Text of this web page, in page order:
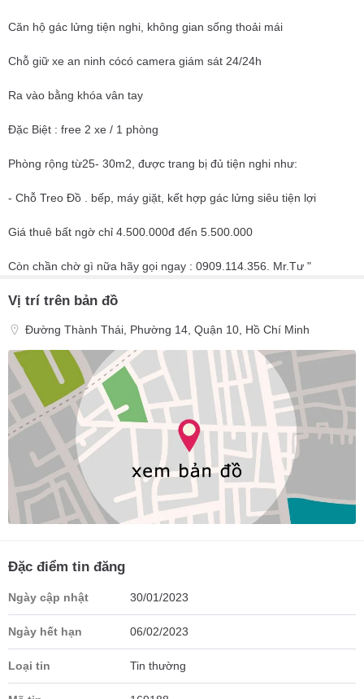
Căn hộ gác lửng tiện nghi, không gian sống thoải mái
Chỗ giữ xe an ninh cócó camera giám sát 24/24h
Ra vào bằng khóa vân tay
Đặc Biệt : free 2 xe / 1 phòng
Phòng rộng từ25- 30m2, được trang bị đủ tiện nghi như:
- Chỗ Treo Đồ . bếp, máy giặt, kết hợp gác lửng siêu tiện lợi
Giá thuê bất ngờ chỉ 4.500.000đ đến 5.500.000
Còn chần chờ gì nữa hãy gọi ngay : 0909.114.356. Mr.Tư "
Vị trí trên bản đồ
Đường Thành Thái, Phường 14, Quận 10, Hồ Chí Minh
Đặc điểm tin đăng
Ngày cập nhật 30/01/2023
Ngày hết hạn 06/02/2023
Loại tin Tin thường